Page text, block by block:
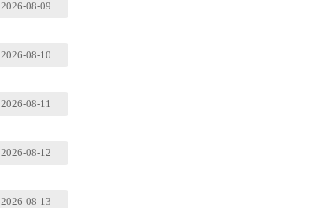
2026-08-09
2026-08-10
2026-08-11
2026-08-12
2026-08-13